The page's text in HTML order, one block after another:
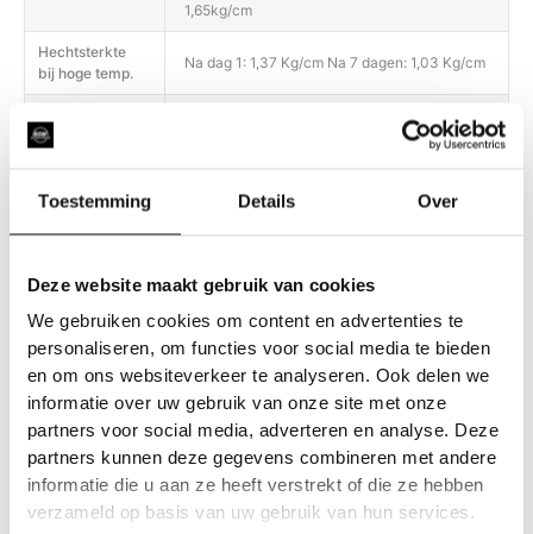
Toestemming Details Over
Deze website maakt gebruik van cookies
We gebruiken cookies om content en advertenties te
personaliseren, om functies voor social media te bieden
en om ons websiteverkeer te analyseren. Ook delen we
informatie over uw gebruik van onze site met onze
partners voor social media, adverteren en analyse. Deze
partners kunnen deze gegevens combineren met andere
informatie die u aan ze heeft verstrekt of die ze hebben
verzameld op basis van uw gebruik van hun services.
1,65kg/cm
Hechtsterkte
bij hoge temp.
Na dag 1: 1,37 Kg/cm Na 7 dagen: 1,03 Kg/cm
Duurzaamheid
Het product biedt een uitstekende weerstand
tegen water, vuil, schuren, UV-stralen en
basische pH. Heet water (niet koken) kan
Gerelateerde producten